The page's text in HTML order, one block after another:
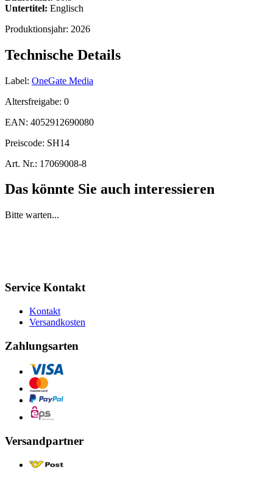
Untertitel: Englisch
Produktionsjahr: 2026
Technische Details
Label: OneGate Media
Altersfreigabe: 0
EAN: 4052912690080
Preiscode: SH14
Art. Nr.: 17069008-8
Das könnte Sie auch interessieren
Bitte warten...
Service Kontakt
Kontakt
Versandkosten
Zahlungsarten
Versandpartner